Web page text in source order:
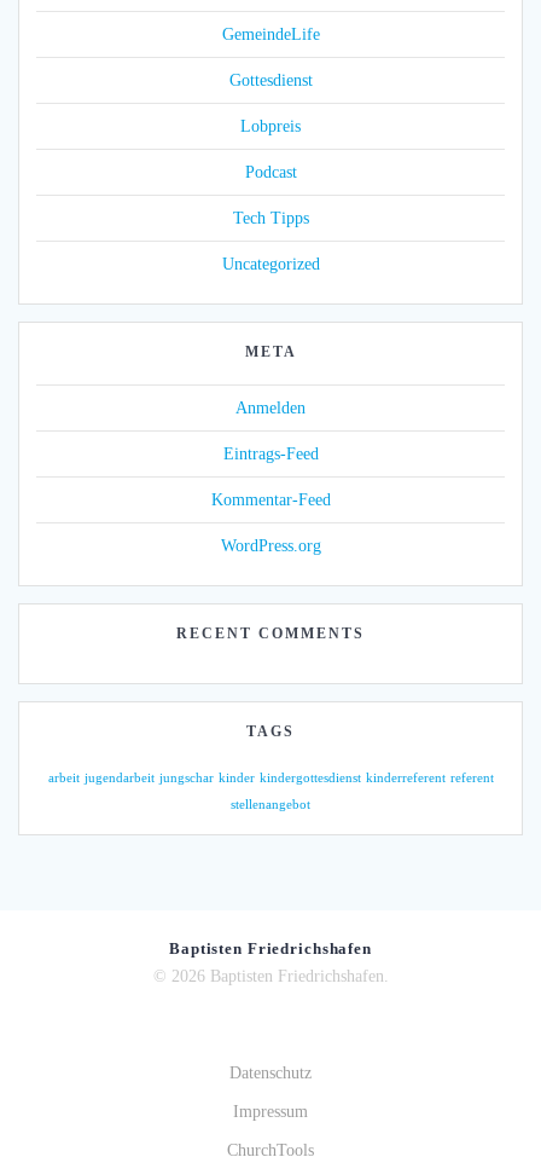
GemeindeLife
Gottesdienst
Lobpreis
Podcast
Tech Tipps
Uncategorized
META
Anmelden
Eintrags-Feed
Kommentar-Feed
WordPress.org
RECENT COMMENTS
TAGS
arbeit jugendarbeit jungschar kinder kindergottesdienst kinderreferent referent
stellenangebot
Baptisten Friedrichshafen
© 2026 Baptisten Friedrichshafen.
Datenschutz
Impressum
ChurchTools